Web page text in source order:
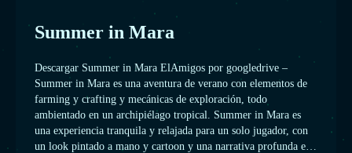
Summer in Mara
Descargar Summer in Mara ElAmigos por googledrive –
Summer in Mara es una aventura de verano con elementos de
farming y crafting y mecánicas de exploración, todo
ambientado en un archipiélago tropical. Summer in Mara es
una experiencia tranquila y relajada para un solo jugador, con
un look pintado a mano y cartoon y una narrativa profunda e